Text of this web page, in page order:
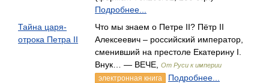
Подробнее...
Тайна царя-
отрока Петра II
Что мы знаем о Петре II? Пётр II
Алексеевич – российский император,
сменивший на престоле Екатерину I.
Внук… — ВЕЧЕ,
От Руси к империи
электронная книга
Подробнее...